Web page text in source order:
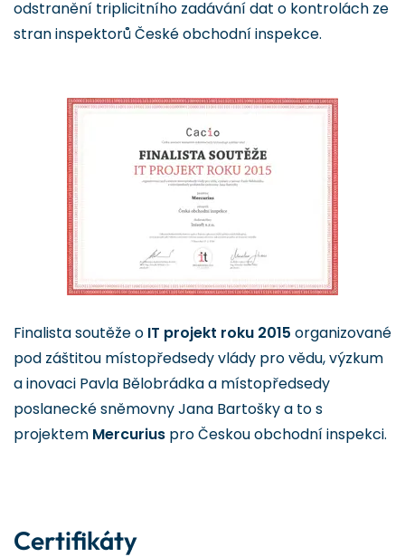
odstranění triplicitního zadávání dat o kontrolách ze
stran inspektorů České obchodní inspekce.
Finalista soutěže o IT projekt roku 2015 organizované
pod záštitou místopředsedy vlády pro vědu, výzkum
a inovaci Pavla Bělobrádka a místopředsedy
poslanecké sněmovny Jana Bartošky a to s
projektem Mercurius pro Českou obchodní inspekci.
Certifikáty